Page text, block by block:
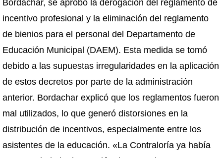
Bordachar, se aprobó la derogación del reglamento de
incentivo profesional y la eliminación del reglamento
de bienios para el personal del Departamento de
Educación Municipal (DAEM). Esta medida se tomó
debido a las supuestas irregularidades en la aplicación
de estos decretos por parte de la administración
anterior. Bordachar explicó que los reglamentos fueron
mal utilizados, lo que generó distorsiones en la
distribución de incentivos, especialmente entre los
asistentes de la educación. «La Contraloría ya había